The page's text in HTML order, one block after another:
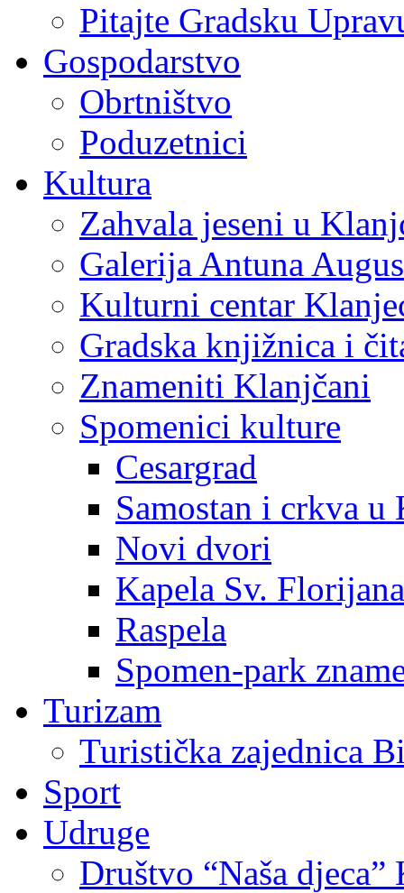
Pitajte Gradsku
Gospodarstvo
Obrtništvo
Poduzetnici
Kultura
Zahvala jeseni u
Galerija Antuna
Kulturni centar
Gradska knjižnica i
Znameniti Klanjčani
Spomenici kulture
Cesargrad
Samostan i crkva u
Novi dvori
Kapela Sv. Florijana
Raspela
Spomen-park
Turizam
Turistička zajednica
Sport
Udruge
Društvo “Naša djeca”